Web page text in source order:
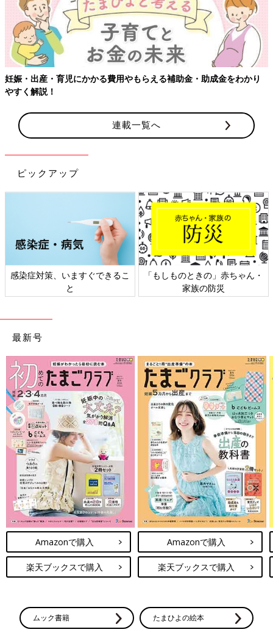
成金をわかり
連載一覧へ
ピックアップ
きの」赤ちゃん・
日本外来小児科学会リーフレッ
六星占術 細
最新号
Amazonで購入
楽天ブックスで購入
Amazonで購入
楽天ブックスで購入
ムック書籍 たまひよの絵本